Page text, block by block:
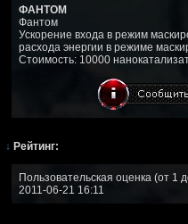
ФАНТОМ
Фантом
Ускорение входа в режим
расхода энергии в режиме
Стоимость: 10000
↓ Рейтинг:
Пользовательская оценка (от 1
2011-06-21 16:11